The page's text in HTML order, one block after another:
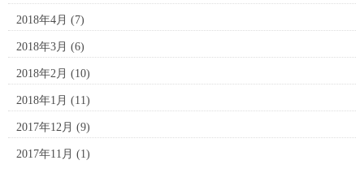
2018年4月 (7)
2018年3月 (6)
2018年2月 (10)
2018年1月 (11)
2017年12月 (9)
2017年11月 (1)